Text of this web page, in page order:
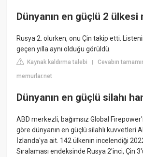
Dünyanın en güçlü 2 ülkesi
Rusya 2. olurken, onu Çin takip etti.
geçen yılla aynı olduğu görüldü.
Kaynak kaldırma talebi |Cevabın
memurlar.net
Dünyanın en güçlü silahı
ABD merkezli, bağımsız Global
göre dünyanın en güçlü silahlı kuvvetleri
İzlanda'ya ait. 142 ülkenin incelendiği
Sıralaması endeksinde Rusya 2'inci, Çin